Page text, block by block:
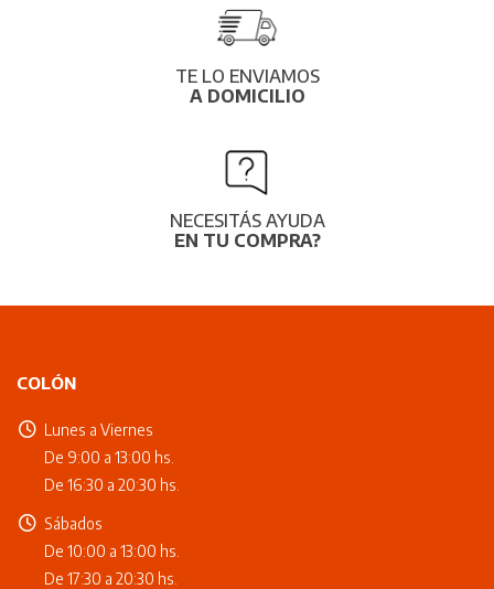
TE LO ENVIAMOS
A DOMICILIO
NECESITÁS AYUDA
EN TU COMPRA?
COLÓN
Lunes a Viernes
De 9:00 a 13:00 hs.
De 16:30 a 20:30 hs.
Sábados
De 10:00 a 13:00 hs.
De 17:30 a 20:30 hs.